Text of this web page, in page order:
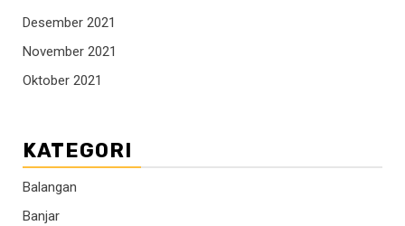
Desember 2021
November 2021
Oktober 2021
KATEGORI
Balangan
Banjar